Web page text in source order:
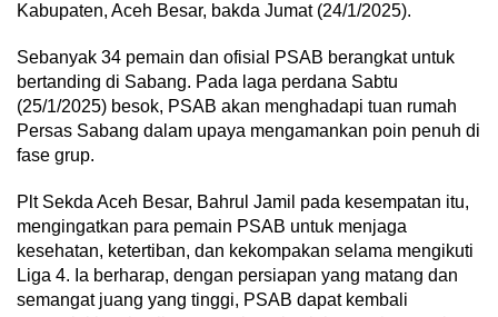
Kabupaten, Aceh Besar, bakda Jumat (24/1/2025).
Sebanyak 34 pemain dan ofisial PSAB berangkat untuk
bertanding di Sabang. Pada laga perdana Sabtu
(25/1/2025) besok, PSAB akan menghadapi tuan rumah
Persas Sabang dalam upaya mengamankan poin penuh di
fase grup.
Plt Sekda Aceh Besar, Bahrul Jamil pada kesempatan itu,
mengingatkan para pemain PSAB untuk menjaga
kesehatan, ketertiban, dan kekompakan selama mengikuti
Liga 4. Ia berharap, dengan persiapan yang matang dan
semangat juang yang tinggi, PSAB dapat kembali